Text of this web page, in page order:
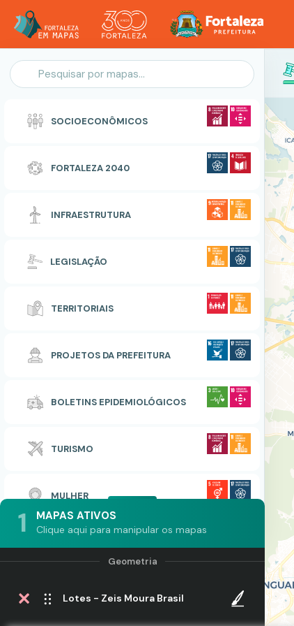
SOCIOECONÔMICOS
FORTALEZA 2040
INFRAESTRUTURA
LEGISLAÇÃO
TERRITORIAIS
PROJETOS DA PREFEITURA
BOLETINS EPIDEMIOLÓGICOS
TURISMO
MULHER
1 MAPAS ATIVOS
Clique aqui para manipular os mapas
Lotes - Zeis Moura Brasil
Personalização do Mapa
Zonas Especiais de Interesse Social